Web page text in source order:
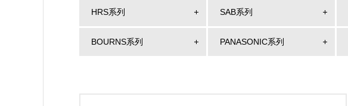
HRS系列 SAB系列
BOURNS系列 PANASONIC系列